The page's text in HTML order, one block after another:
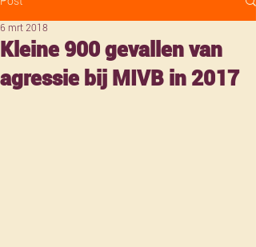
Kleine 900 gevallen van
agressie bij MIVB in 2017
6 mrt 2018